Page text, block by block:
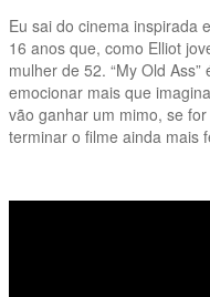
Eu sai do cinema inspirada
16 anos que, como Elliot
mulher de 52. “My Old
emocionar mais que
vão ganhar um mimo, se
terminar o filme ainda mais